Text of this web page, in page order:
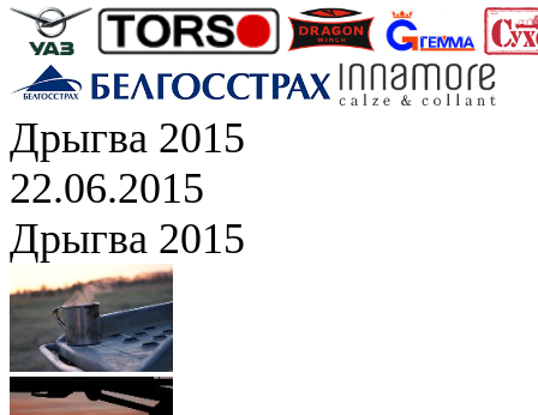
Дрыгва 2015
22.06.2015
Дрыгва 2015